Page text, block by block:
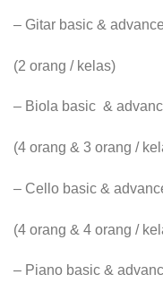
– Gitar basic &
(2 orang / kelas)
– Biola basic &
(4 orang & 3 orang /
– Cello basic &
(4 orang & 4 orang /
– Piano basic &